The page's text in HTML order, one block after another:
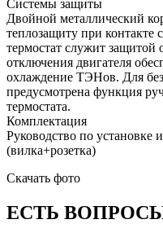
Системы защиты
Двойной металлический
теплозащиту при
термостат служит защитой
отключения двигателя
охлаждение ТЭНов. Для
предусмотрена функция
термостата.
Комплектация
Руководство по установке
(вилка+розетка)
Скачать фото
ЕСТЬ